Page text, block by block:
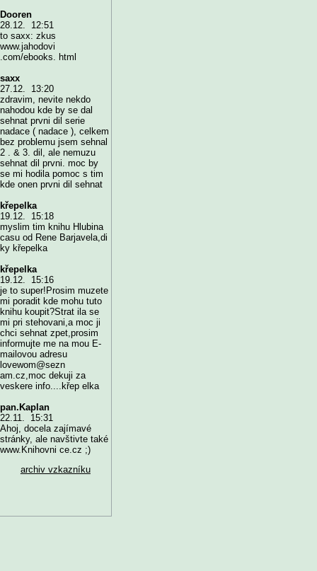
Dooren
28.12. 12:51
to saxx: zkus
www.jahodovi
.com/ebooks. html
saxx
27.12. 13:20
zdravim, nevite nekdo
nahodou kde by se dal
sehnat prvni dil serie
nadace ( nadace ), celkem
bez problemu jsem sehnal
2 . & 3. dil, ale nemuzu
sehnat dil prvni. moc by
se mi hodila pomoc s tim
kde onen prvni dil sehnat
křepelka
19.12. 15:18
myslim tim knihu Hlubina
casu od Rene Barjavela,di
ky křepelka
křepelka
19.12. 15:16
je to super!Prosim muzete
mi poradit kde mohu tuto
knihu koupit?Strat ila se
mi pri stehovani,a moc ji
chci sehnat zpet,prosim
informujte me na mou E-
mailovou adresu
lovewom@sezn
am.cz,moc dekuji za
veskere info....křep elka
pan.Kaplan
22.11. 15:31
Ahoj, docela zajímavé
stránky, ale navštivte také
www.Knihovni ce.cz ;)
archiv vzkazníku